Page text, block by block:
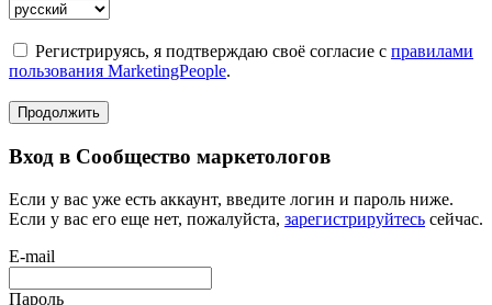
Регистрируясь, я подтверждаю своё согласие с правилами
пользования MarketingPeople.
Продолжить
Вход в Сообщество маркетологов
Если у вас уже есть аккаунт, введите логин и пароль ниже.
Если у вас его еще нет, пожалуйста, зарегистрируйтесь сейчас.
E-mail
Пароль